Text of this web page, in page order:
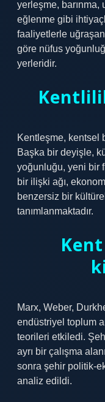
yerleşme, barınma,
eğlenme gibi
faaliyetlerle
göre nüfus
yerleridir.
Kentleşme, kentsel
Başka bir deyişle,
yoğunluğu, yeni bir
bir ilişki ağı,
benzersiz bir
tanımlanmaktadır.
Marx, Weber,
endüstriyel toplum
teorileri etkiledi.
ayrı bir çalışma
sonra şehir politik-
analiz edildi.